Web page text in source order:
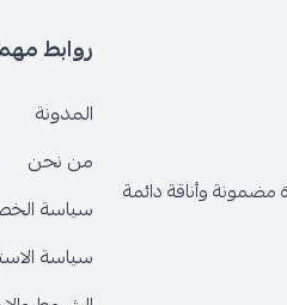
وأناقة دائمة
روابط
المدونة
من نحن
سياسة
سياسة